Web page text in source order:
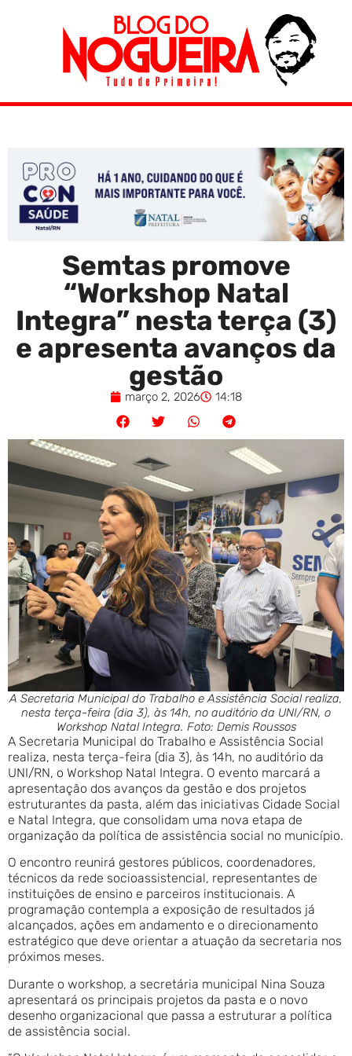
Semtas promove
“Workshop Natal
Integra” nesta terça (3)
e apresenta avanços da
gestão
março 2, 2026 14:18
A Secretaria Municipal do Trabalho e Assistência Social realiza,
nesta terça-feira (dia 3), às 14h, no auditório da UNI/RN, o
Workshop Natal Integra. Foto: Demis Roussos
A Secretaria Municipal do Trabalho e Assistência Social
realiza, nesta terça-feira (dia 3), às 14h, no auditório da
UNI/RN, o Workshop Natal Integra. O evento marcará a
apresentação dos avanços da gestão e dos projetos
estruturantes da pasta, além das iniciativas Cidade Social
e Natal Integra, que consolidam uma nova etapa de
organização da política de assistência social no município.
O encontro reunirá gestores públicos, coordenadores,
técnicos da rede socioassistencial, representantes de
instituições de ensino e parceiros institucionais. A
programação contempla a exposição de resultados já
alcançados, ações em andamento e o direcionamento
estratégico que deve orientar a atuação da secretaria nos
próximos meses.
Durante o workshop, a secretária municipal Nina Souza
apresentará os principais projetos da pasta e o novo
desenho organizacional que passa a estruturar a política
de assistência social.